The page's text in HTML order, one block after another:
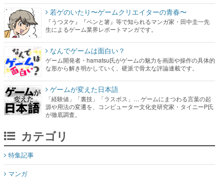
若ゲのいたり〜ゲームクリエイターの青春〜
『うつヌケ』『ペンと箸』等で知られるマンガ家・田中圭一先
生によるゲーム業界レポートマンガです。
なんでゲームは面白い？
ゲーム開発者・hamatsu氏がゲームの魅力を画面や操作の具体的
な形から解き明かしていく、硬派で骨太な評論連載です。
ゲームが変えた日本語
「経験値」「裏技」「ラスボス」… ゲームにまつわる言葉の起
源や用法の変遷を、コンピューター文化史研究家・タイニーP氏
が徹底調査。
カテゴリ
特集記事
マンガ